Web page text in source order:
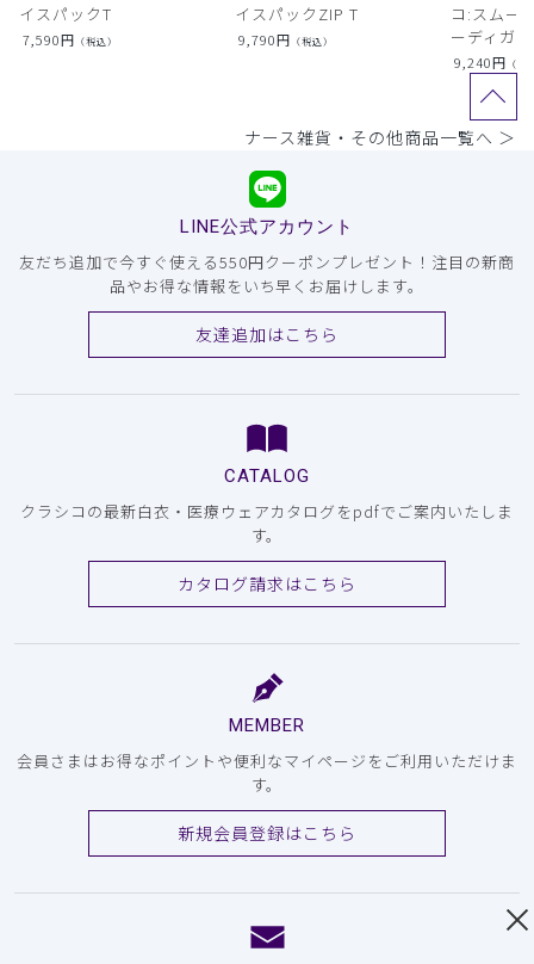
イスパックT
7,590円 （税込）
イスパックZIP T
9,790円 （税込）
コ:スムー
ーディガン
9,240円 （税
ナース雑貨・その他商品一覧へ ＞
LINE公式アカウント
友だち追加で今すぐ使える550円クーポンプレゼント！注目の新商
品やお得な情報をいち早くお届けします。
友達追加はこちら
CATALOG
クラシコの最新白衣・医療ウェアカタログをpdfでご案内いたしま
す。
カタログ請求はこちら
MEMBER
会員さまはお得なポイントや便利なマイページをご利用いただけま
す。
新規会員登録はこちら